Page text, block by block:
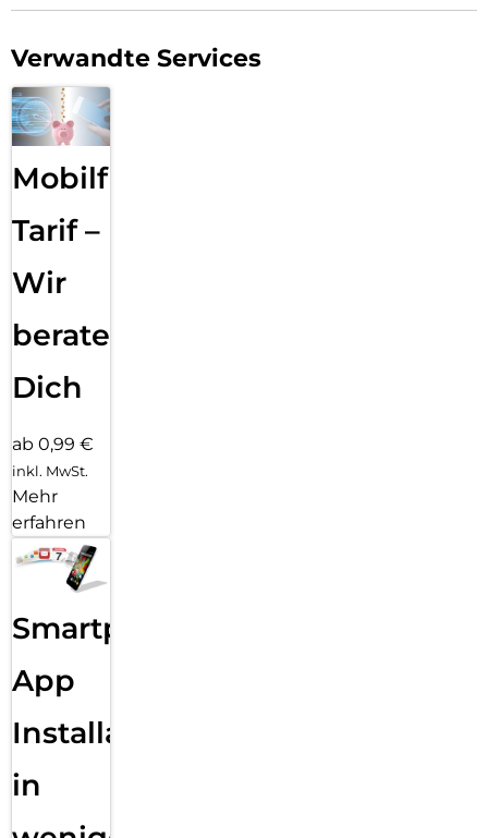
Verwandte Services
Mobilfunk
Tarif –
Wir
beraten
Dich
ab 0,99 €
inkl. MwSt.
Mehr
erfahren
Smartphone
App
Installation
in